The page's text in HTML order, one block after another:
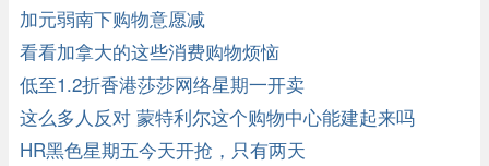
加元弱南下购物意愿减
看看加拿大的这些消费购物烦恼
低至1.2折香港莎莎网络星期一开卖
这么多人反对 蒙特利尔这个购物中心能建起来吗
HR黑色星期五今天开抢，只有两天